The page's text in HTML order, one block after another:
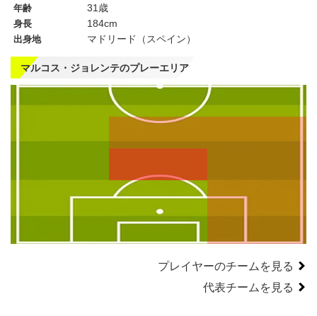
年齢 31歳
身長 184cm
出身地 マドリード（スペイン）
マルコス・ジョレンテのプレーエリア
左
WG
CF
右
WG
CMF
CB
SB
GK
プレイヤーのチームを見る
代表チームを見る